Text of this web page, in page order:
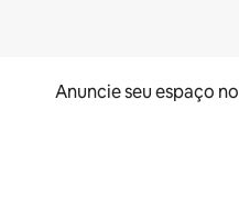
Anuncie seu espaço